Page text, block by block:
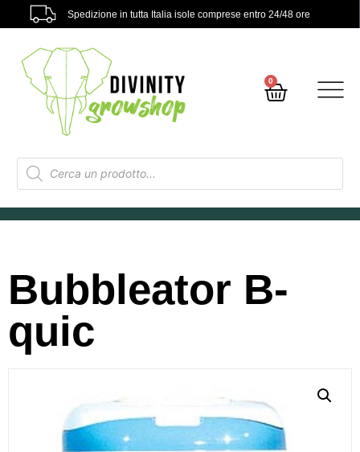
Spedizione in tutta Italia isole comprese entro 24/48 ore
0
Bubbleator B-
quic